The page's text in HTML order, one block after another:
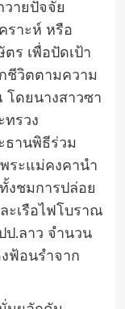
ายปัจจัย
ราะห์ หรือ
ร เพื่อปัดเป้า
ชีวิตตามความ
ดยนางสาวซา
ทรวง
ธานพิธีร่วม
ระแม่คงคานำ
งชมการปล่อย
ะเรือไฟโบราณ
ป.ลาว จำนวน
ฟ้อนรำจาก